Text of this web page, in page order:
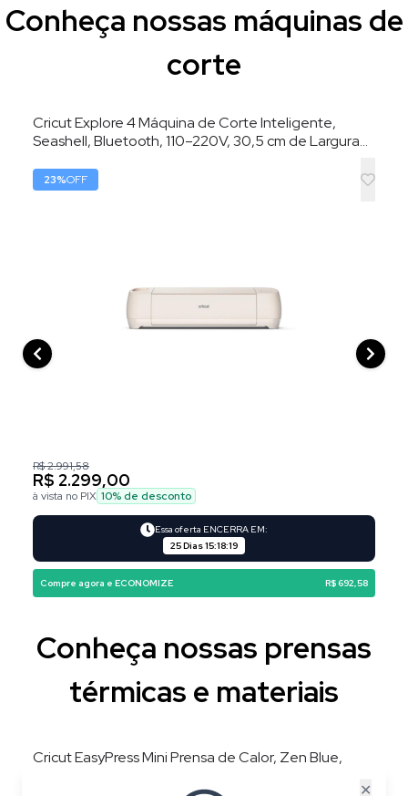
✕
Conheça nossas máquinas de
corte
Cricut Explore 4 Máquina de Corte Inteligente,
Seashell, Bluetooth, 110–220V, 30,5 cm de Largura
23%OFF
R$ 2.991,58
R$ 2.299,00
à vista no PIX 10% de desconto
Essa oferta ENCERRA EM:
25 Dias15:18:18
Compre agora e ECONOMIZE R$ 692,58
Conheça nossas prensas
térmicas e materiais
Cricut EasyPress Mini Prensa de Calor, Zen Blue,